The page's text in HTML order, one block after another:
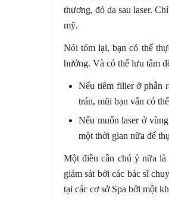
thương, đỏ da sau laser.
mỹ.
Nói tóm lại, bạn có thể
hưởng. Và có thể lưu tâm
Nếu tiêm filler ở phẫn
trán, mũi bạn vẫn có
Nếu muốn laser ở
một thời gian nữa để
Một điều cần chú ý nữa
giám sát bởi các bác sĩ
tại các cơ sở Spa bởi một